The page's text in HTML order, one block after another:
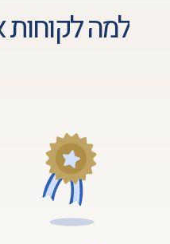
למה לקוחות